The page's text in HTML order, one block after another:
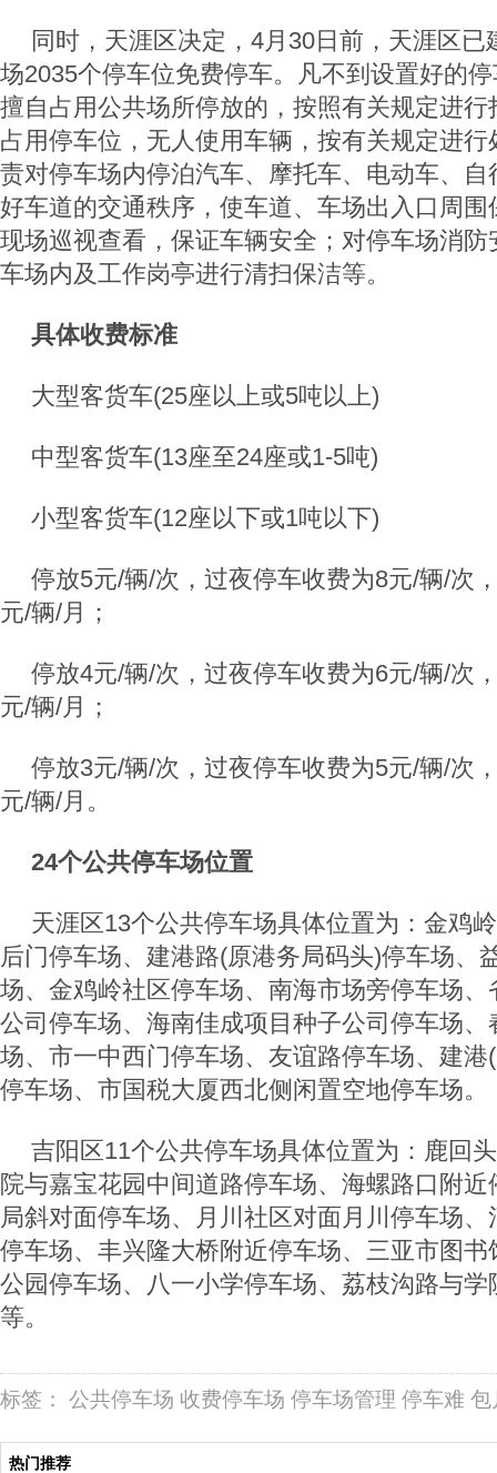
同时，天涯区决定，4月30日前，天涯区已
场2035个停车位免费停车。凡不到设置好的
擅自占用公共场所停放的，按照有关规定进
占用停车位，无人使用车辆，按有关规定进
责对停车场内停泊汽车、摩托车、电动车、
好车道的交通秩序，使车道、车场出入口周
现场巡视查看，保证车辆安全；对停车场消
车场内及工作岗亭进行清扫保洁等。
具体收费标准
大型客货车(25座以上或5吨以上)
中型客货车(13座至24座或1-5吨)
小型客货车(12座以下或1吨以下)
停放5元/辆/次，过夜停车收费为8元/辆/次
元/辆/月；
停放4元/辆/次，过夜停车收费为6元/辆/次
元/辆/月；
停放3元/辆/次，过夜停车收费为5元/辆/次
元/辆/月。
24个公共停车场位置
天涯区13个公共停车场具体位置为：金鸡
后门停车场、建港路(原港务局码头)停车场、
场、金鸡岭社区停车场、南海市场旁停车场
公司停车场、海南佳成项目种子公司停车场
场、市一中西门停车场、友谊路停车场、建
停车场、市国税大厦西北侧闲置空地停车场。
吉阳区11个公共停车场具体位置为：鹿回
院与嘉宝花园中间道路停车场、海螺路口附
局斜对面停车场、月川社区对面月川停车场
停车场、丰兴隆大桥附近停车场、三亚市图
公园停车场、八一小学停车场、荔枝沟路与
等。
标签： 公共停车场 收费停车场 停车场管理 停车难 包
热门推荐